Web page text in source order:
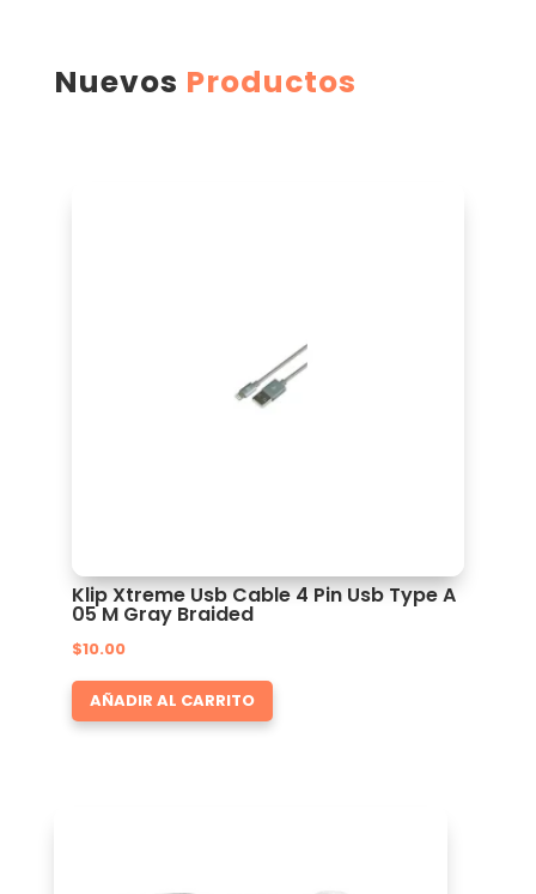
Nuevos Productos
Klip Xtreme Usb Cable 4 Pin Usb Type A
05 M Gray Braided
$10.00
AÑADIR AL CARRITO